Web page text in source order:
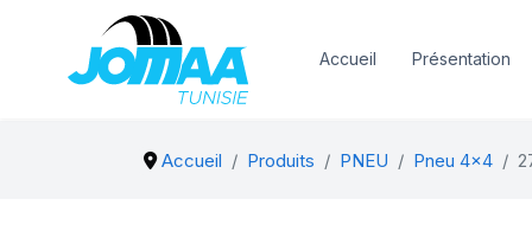
Accueil Présentation
Accueil Produits PNEU Pneu 4x4